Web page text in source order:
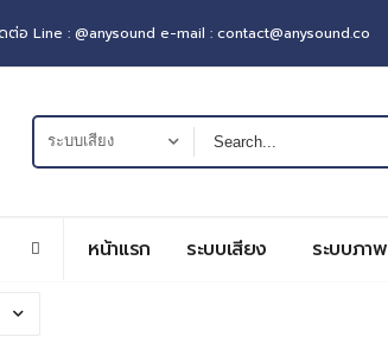
ต่อ Line : @anysound e-mail : contact@anysound.co
หน้าแรก ระบบเสียง ระบบภาพ